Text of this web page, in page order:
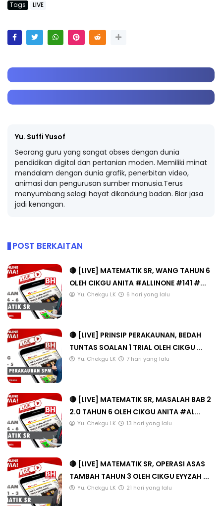
Tags LIVE
Yu. Suffi Yusof
Seorang guru yang sangat obses dengan dunia
pendidikan digital dan pertanian moden. Memiliki minat
mendalam dengan dunia grafik, penerbitan video,
animasi dan pengurusan sumber manusia.Terus
menyumbang selagi hayat dikandung badan. Biar jasa
jadi kenangan.
POST BERKAITAN
🔴 [LIVE] MATEMATIK SR, WANG TAHUN 6
OLEH CIKGU ANITA #ALLINONE #141 #...
Yu. Chekgu LK 6 hari yang lalu
🔴 [LIVE] PRINSIP PERAKAUNAN, BEDAH
TUNTAS SOALAN 1 TRIAL OLEH CIKGU ...
Yu. Chekgu LK 7 hari yang lalu
🔴 [LIVE] MATEMATIK SR, MASALAH BAB 2
2.0 TAHUN 6 OLEH CIKGU ANITA #AL...
Yu. Chekgu LK 13 hari yang lalu
🔴 [LIVE] MATEMATIK SR, OPERASI ASAS
TAMBAH TAHUN 3 OLEH CIKGU EYYZAH ...
Yu. Chekgu LK 21 hari yang lalu